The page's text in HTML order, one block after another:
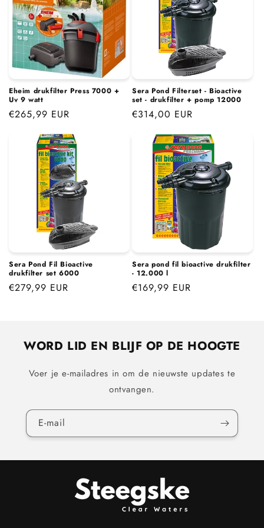
Eheim drukfilter Press 7000 +
Uv 9 watt
Normale
€265,99 EUR
Sera Pond Filterset - Bioactive
set - drukfilter + pomp 12000
Normale
€314,00 EUR
Sera Pond Fil Bioactive
drukfilter set 6000
Normale
€279,99 EUR
Sera pond fil bioactive drukfilter
- 12.000 l
Normale
€169,99 EUR
WORD LID EN BLIJF OP DE HOOGTE
Voer je e-mailadres in om de nieuwste updates te
ontvangen.
E‑mail